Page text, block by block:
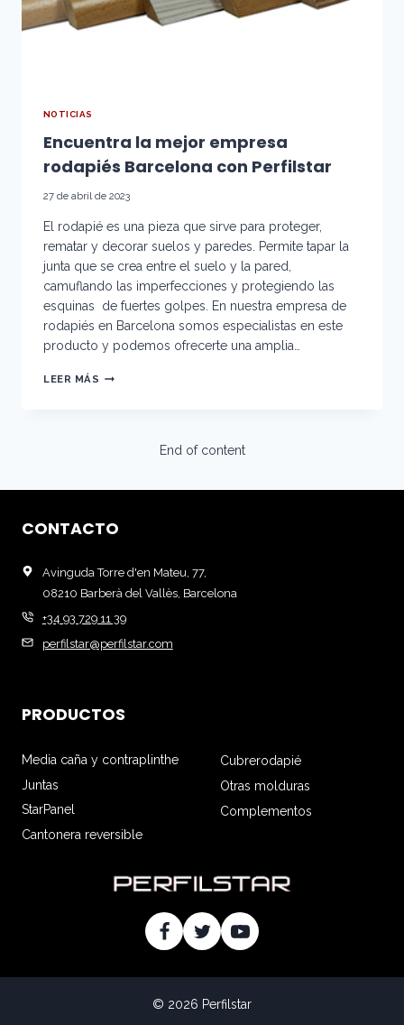
NOTICIAS
Encuentra la mejor empresa
rodapiés Barcelona con Perfilstar
27 de abril de 2023
El rodapié es una pieza que sirve para proteger,
rematar y decorar suelos y paredes. Permite tapar la
junta que se crea entre el suelo y la pared,
camuflando las imperfecciones y protegiendo las
esquinas de fuertes golpes. En nuestra empresa de
rodapiés en Barcelona somos especialistas en este
producto y podemos ofrecerte una amplia…
LEER MÁS ENCUENTRA
BARCELONAEnd of content
CONTACTO
Avinguda Torre d'en Mateu, 77,
08210 Barberà del Vallès, Barcelona
+34 93 729 11 39
perfilstar@perfilstar.com
PRODUCTOS
Media caña y contraplinthe
Juntas
StarPanel
Cantonera reversible
Cubrerodapié
Otras molduras
Complementos
© 2026 Perfilstar